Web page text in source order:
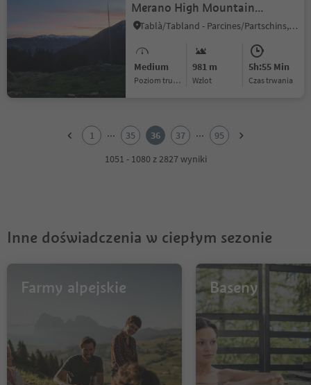
Merano High Mountain
Trail to the “Hohe Wiege”
Tablà/Tabland - Parcines/Partschins, Partschins/Parcines, Meran/Merano and environs
Medium
Poziom trudności
981 m
Wzlot
5h:55 Min
czas trwania
10
12
17
18
19
1 ... 35 36 37 ...
95
1051 - 1080 z 2827 wyniki
Inne doświadczenia w ciepłym sezonie
Farmy alpejskie Baseny